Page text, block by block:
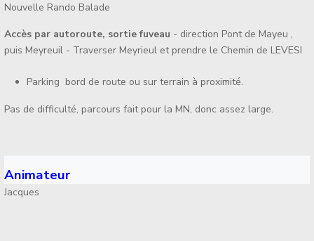
Nouvelle Rando Balade
Accès par autoroute, sortie fuveau - direction Pont de Mayeu ,
puis Meyreuil - Traverser Meyrieul et prendre le Chemin de LEVESI
Parking bord de route ou sur terrain à proximité.
Pas de difficulté, parcours fait pour la MN, donc assez large.
Animateur
Jacques